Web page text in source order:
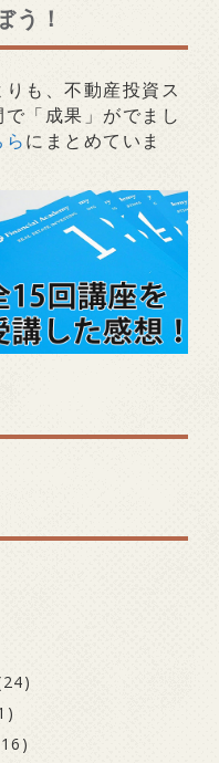
う！
も、不動産投資ス
「成果」がでまし
にまとめていま